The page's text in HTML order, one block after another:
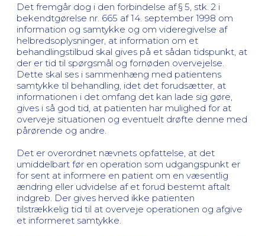
Det fremgår dog i den forbindelse af § 5, stk. 2 i
bekendtgørelse nr. 665 af 14. september 1998 om
information og samtykke og om videregivelse af
helbredsoplysninger, at information om et
behandlingstilbud skal gives på et sådan tidspunkt, at
der er tid til spørgsmål og fornøden overvejelse.
Dette skal ses i sammenhæng med patientens
samtykke til behandling, idet det forudsætter, at
informationen i det omfang det kan lade sig gøre,
gives i så god tid, at patienten har mulighed for at
overveje situationen og eventuelt drøfte denne med
pårørende og andre.
Det er overordnet nævnets opfattelse, at det
umiddelbart før en operation som udgangspunkt er
for sent at informere en patient om en væsentlig
ændring eller udvidelse af et forud bestemt aftalt
indgreb. Der gives herved ikke patienten
tilstrækkelig tid til at overveje operationen og afgive
et informeret samtykke.